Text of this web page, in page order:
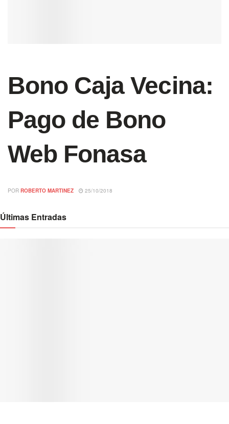
Bono Caja Vecina:
Pago de Bono
Web Fonasa
POR ROBERTO MARTINEZ 25/10/2018
Últimas Entradas